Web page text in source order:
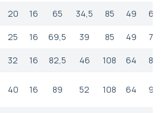
20 16 65 34,5 85 49 65
25 16 69,5 39 85 49 73
32 16 82,5 46 108 64 86
40 16 89 52 108 64 98